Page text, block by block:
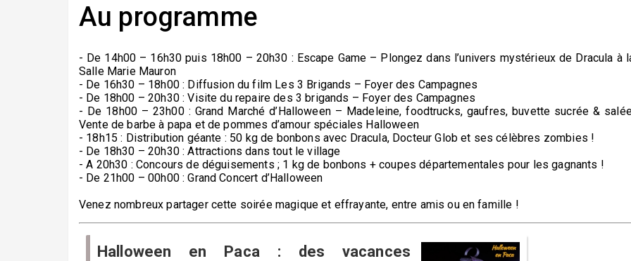
Au programme
- De 14h00 – 16h30 puis 18h00 – 20h30 : Escape Game – Plongez dans l’univers mystérieux de Dracula à
Salle Marie Mauron
- De 16h30 – 18h00 : Diffusion du film Les 3 Brigands – Foyer des Campagnes
- De 18h00 – 20h30 : Visite du repaire des 3 brigands – Foyer des Campagnes
- De 18h00 – 23h00 : Grand Marché d’Halloween – Madeleine, foodtrucks, gaufres, buvette sucrée &
Vente de barbe à papa et de pommes d’amour spéciales Halloween
- 18h15 : Distribution géante : 50 kg de bonbons avec Dracula, Docteur Glob et ses célèbres zombies !
- De 18h30 – 20h30 : Attractions dans tout le village
- A 20h30 : Concours de déguisements ; 1 kg de bonbons + coupes départementales pour les gagnants !
- De 21h00 – 00h00 : Grand Concert d’Halloween
Venez nombreux partager cette soirée magique et effrayante, entre amis ou en famille !
Halloween en Paca : des vacances